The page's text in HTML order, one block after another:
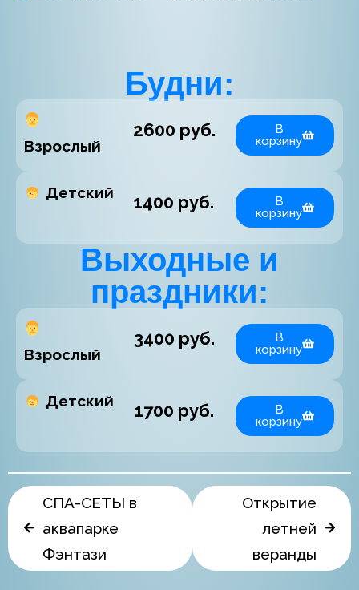
Будни:
Взрослый
2600 руб.
В
корзину
Детский 1400 руб.
В
корзину
Выходные и
праздники:
Взрослый
3400 руб.
В
корзину
Детский 1700 руб.
В
корзину
СПА-СЕТЫ в
аквапарке
Фэнтази
Открытие
летней
веранды